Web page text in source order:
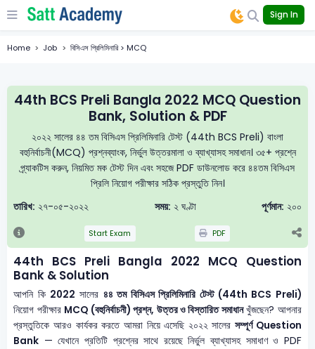
Sign In
Home Job বিসিএস প্রিলিমিনারি > MCQ
44th BCS Preli Bangla 2022 MCQ Question
Bank, Solution & PDF
২০২২ সালের ৪৪ তম বিসিএস প্রিলিমিনারি টেস্ট (44th BCS Preli) বাংলা
বহুনির্বাচনী(MCQ) প্রশ্নব্যাংক, নির্ভুল উত্তরমালা ও ব্যাখ্যাসহ সমাধান। ৩৫+ প্রশ্নে
প্র্যাকটিস করুন, নিয়মিত মক টেস্ট দিন এবং সহজে PDF ডাউনলোড করে ৪৪তম বিসিএস
প্রিলি নিয়োগ পরীক্ষার সঠিক প্রস্তুতি নিন।
তারিখ: ২৭-০৫-২০২২ সময়: ২ ঘণ্টা পূর্ণমান: ২০০
Start Exam PDF
44th BCS Preli Bangla 2022 MCQ Question
Bank & Solution
আপনি কি 2022 সালের ৪৪ তম বিসিএস প্রিলিমিনারি টেস্ট (44th BCS Preli)
নিয়োগ পরীক্ষার MCQ (বহুনির্বাচনী) প্রশ্ন, উত্তর ও বিস্তারিত সমাধানখুঁজছেন? আপনার
প্রস্তুতিকে আরও কার্যকর করতে আমরা নিয়ে এসেছি ২০২২ সালেরসম্পূর্ণ Question
Bank — যেখানে প্রতিটি প্রশ্নের সাথে রয়েছে নির্ভুল ব্যাখ্যাসহ সমাধাণ ও PDF